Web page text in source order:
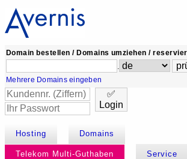
Domain bestellen / Domains umziehen /
.
Mehrere Domains eingeben
✅
Login
Hosting Domains
Telekom Multi-Guthaben Service